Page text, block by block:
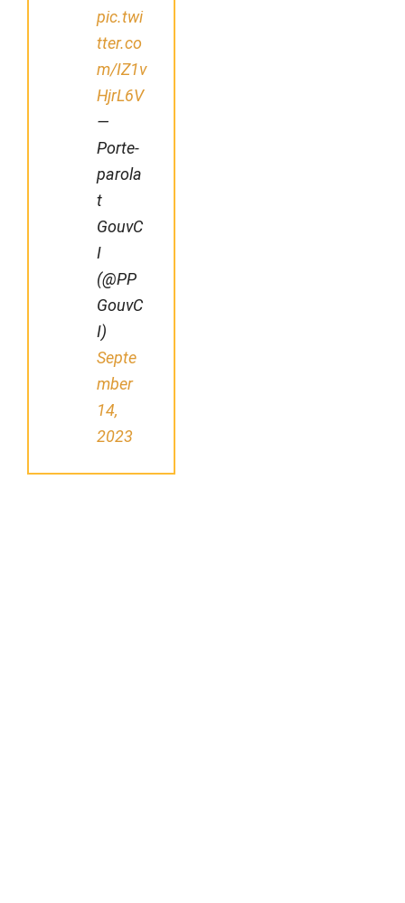
pic.twi
tter.co
m/IZ1v
HjrL6V
—
Porte-
parola
t
GouvC
I
(@PP
GouvC
I)
Septe
mber
14,
2023